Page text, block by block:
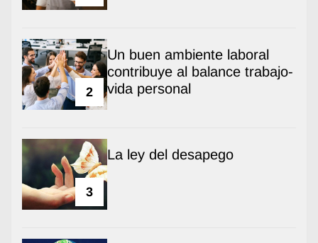
2
Un buen ambiente laboral
contribuye al balance trabajo-
vida personal
3
La ley del desapego